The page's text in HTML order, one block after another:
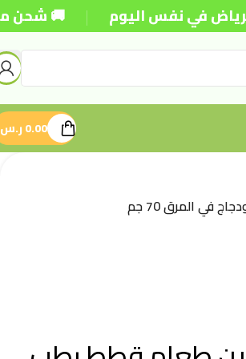
نفس اليوم | 🚚 شحن مجاني
0.00ر.س
المرق 70 جم